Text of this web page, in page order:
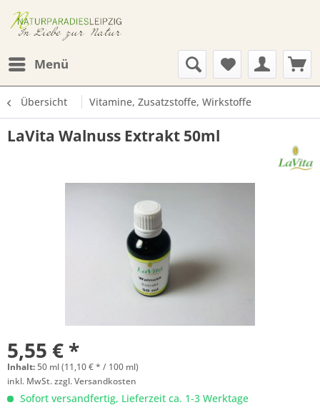
Menü
Übersicht Vitamine, Zusatzstoffe, Wirkstoffe
LaVita Walnuss Extrakt 50ml
5,55 € *
Inhalt:50 ml (11,10 € * / 100 ml)
inkl. MwSt.zzgl. Versandkosten
Sofort versandfertig, Lieferzeit ca. 1-3 Werktage